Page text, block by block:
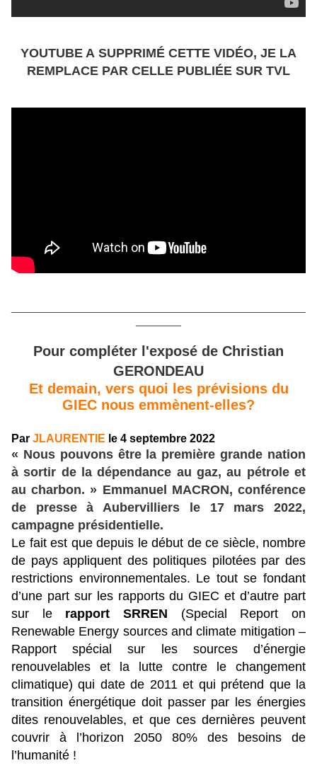
YOUTUBE A SUPPRIMÉ CETTE VIDÉO, JE LA
REMPLACE PAR CELLE PUBLIÉE SUR TVL
Pour compléter l'exposé de Christian
GERONDEAU
Et demain, vers quoi les prévisions du
GIEC nous emmènent-elles?
Par JLAURENTIE e 4 septembre 2022
« Nous pouvons être la première grande nation
à sortir de la dépendance au gaz, au pétrole et
au charbon. » Emmanuel MACRON, conférence
de presse à Aubervilliers le 17 mars 2022,
campagne présidentielle.
Le fait est que depuis le début de ce siècle, nombre
de pays appliquent des politiques pilotées par des
restrictions environnementales. Le tout se fondant
d’une part sur les rapports du GIEC et d’autre part
sur le rapport SRREN (Special Report on
Renewable Energy sources and climate mitigation –
Rapport spécial sur les sources d’énergie
renouvelables et la lutte contre le changement
climatique) qui date de 2011 et qui prétend que la
transition énergétique doit passer par les énergies
dites renouvelables, et que ces dernières peuvent
couvrir à l’horizon 2050 80% des besoins de
l’humanité !